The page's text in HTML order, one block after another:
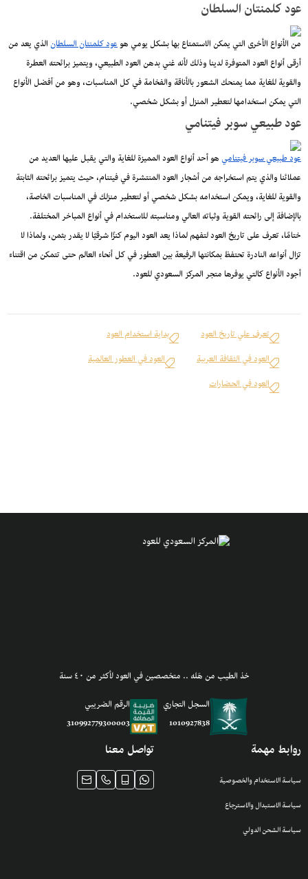
عود كلمنتان السلطان
من الأنواع الأخرى التي يمكن الاستمتاع بها بشكل يومي هوعود كلمنتان السلطانالذي يعد من
أرقى أنواع العود المتوفرة لدينا وذلك لأنه غني بدهن العود الطبيعي، ويتميز برائحته العطرة
والقوية للغاية مما يمنحك الشعور بالأناقة والفخامة في كل المناسبات، وهو من أفضل الأنواع
التي يمكن استخدامها لتعطير المنزل أو بشكل شخصي.
عود طبيعي سوبر فيتنامي
عود طبيعي سوبر فيتناميهو أحد أنواع العود المميزة للغاية والتي يقبل عليها العديد من
عملائنا والذي يتم استخراجه من أشجار العود المنتشرة في فيتنام، حيث يتميز برائحته الثابتة
والقوية للغاية، ويمكن استخدامه بشكل شخصي أو لتعطير منزلك في المناسبات الخاصة،
بالإضافة إلى رائحته القوية وثباته العالي ومناسبته للاستخدام في أنواع المباخر المختلفة.
ختامًا، تعرف على تاريخ العود لتفهم لماذا يعد العود اليوم كنزًا شرقيًا لا يقدر بثمن، ولماذا لا
تزال أنواعه النادرة تحتفظ بمكانتها الرفيعة بين العطور في كل أنحاء العالم حتى تتمكن من اقتناء
أجود الأنواع كالتي يوفرها متجر المركز السعودي للعود.
تعرف علي تاريخ العود
بداية استخدام العود
العود في الثقافة العربية
العود في العطور العالمية
العود في الحضارات
خذ الطيب من هَله .. متخصصين في العود لأكثر من ٤٠ سنة
السجل التجاري
1010927838
الرقم الضريبي
310992779300003
روابط مهمة
سياسة الاستخدام والخصوصية
سياسة الاستبدال والاسترجاع
سياسة الشحن الدولي
تواصل معنا